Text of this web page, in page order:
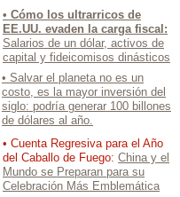
• Cuenta Regresiva para el Año
del Caballo de Fuego: China y el
Mundo se Preparan para su
Celebración Más Emblemática
• Salvar el planeta no es un
costo, es la mayor inversión del
siglo: podría generar 100 billones
de dólares al año.
• Cómo los ultrarricos de
EE.UU. evaden la carga fiscal:
Salarios de un dólar, activos de
capital y fideicomisos dinásticos